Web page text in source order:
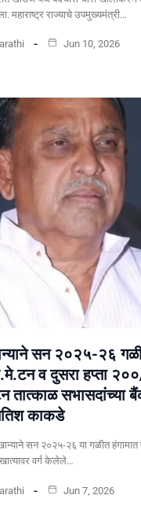
महाराष्ट्र राज्याचे उपमुख्यमंत्री…
Jun 10, 2026
सन २०२५-२६
व दुसरा हप्ता
तात्काळ सभासदांच्या
काकडे
सन २०२५-२६ या गळीत
वर्ग केलेले…
Jun 7, 2026